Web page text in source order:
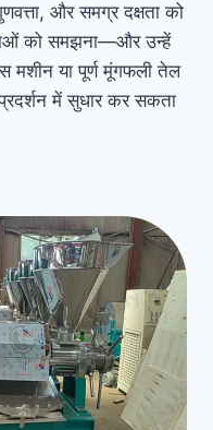
और समग्र दक्षता को
को समझना—और उन्हें
या पूर्ण मूंगफली तेल
में सुधार कर सकता